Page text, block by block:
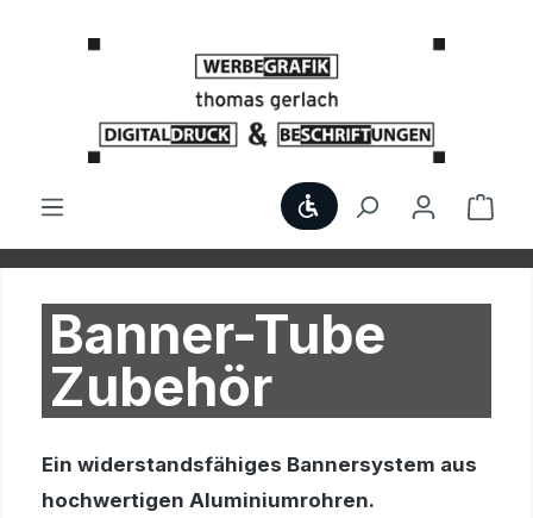
Werkzeugleiste
Banner-Tube
Zubehör
Ein widerstandsfähiges Bannersystem aus
hochwertigen Aluminiumrohren.